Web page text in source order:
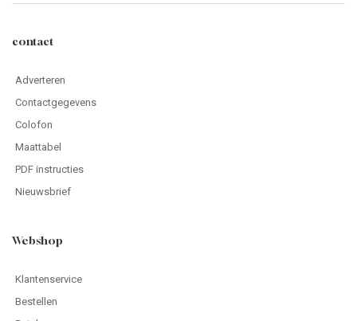
contact
Adverteren
Contactgegevens
Colofon
Maattabel
PDF instructies
Nieuwsbrief
Webshop
Klantenservice
Bestellen